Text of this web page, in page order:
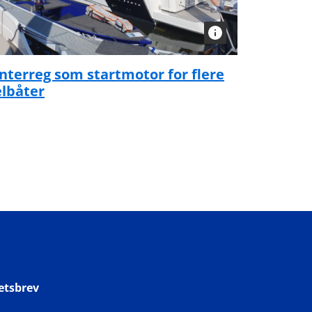
som startmotor for flere